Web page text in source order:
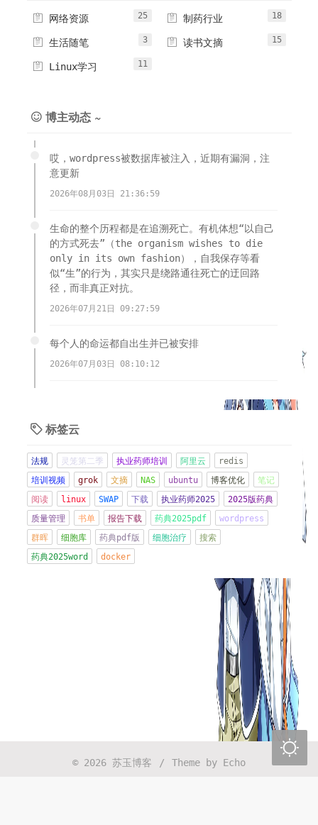
 网络资源 25  制药行业 18
 生活随笔 3  读书文摘 15
 Linux学习 11
 博主动态 ~
哎，wordpress被数据库被注入，近期有漏洞，注
意更新
2026年08月03日 21:36:59
生命的整个历程都是在追溯死亡。有机体想“以自己
的方式死去”（the organism wishes to die
only in its own fashion），自我保存等看
似“生”的行为，其实只是绕路通往死亡的迂回路
径，而非真正对抗。
2026年07月21日 09:27:59
每个人的命运都自出生并已被安排
2026年07月03日 08:10:12
多个服务器遭到木马植入，挖矿，跑流量，端口扫
2026年06月21日 08:57:16
现在CMO都好卷，交付物其实都做的不好，因为太忙
了
2026年06月08日 21:15:42
管住嘴
2026年06月01日 13:37:03
CRS-细胞因子释放综合征Cytokine Release
PMC-Portfolio Management Committee管线/
 标签云
法规 灵笼第二季 执业药师培训 阿里云
redis
培训视频
grok 文摘 NAS ubuntu 博客优化
笔记
阅读
linux SWAP 下载 执业药师2025
2025版药典
质量管理
书单 报告下载 药典2025pdf
wordpress
群晖
细胞库 药典pdf版 细胞治疗
搜索
药典2025word
docker
© 2026 苏玉博客 / Theme by Echo
